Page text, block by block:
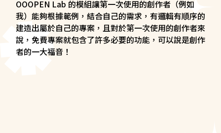
OOOPEN Lab 的模組讓第一次使用的創作者（例如
我）能夠根據範例，結合自己的需求，有邏輯有順序的
建造出屬於自己的專案，且對於第一次使用的創作者來
說，免費專案就包含了許多必要的功能，可以說是創作
者的一大福音！